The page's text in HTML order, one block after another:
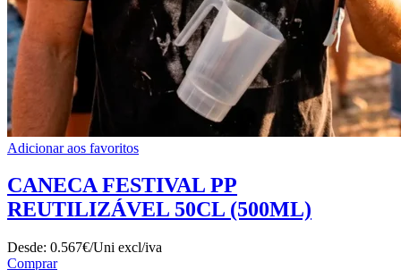
Adicionar aos favoritos
CANECA FESTIVAL PP
REUTILIZÁVEL 50CL (500ML)
Desde: 0.567€/Uni excl/iva
Comprar